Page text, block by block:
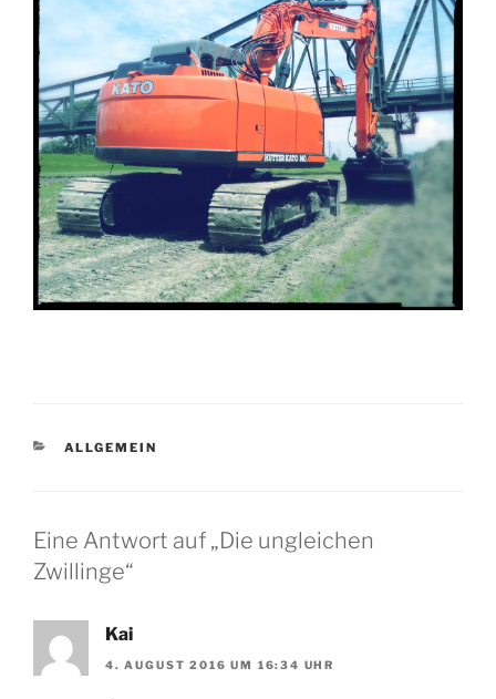
KATEGORIEN
ALLGEMEIN
Eine Antwort auf „Die ungleichen
Zwillinge“
Kai
4. AUGUST 2016 UM 16:34 UHR